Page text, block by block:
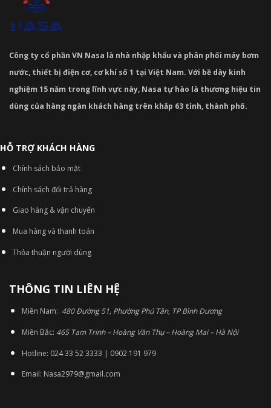
Công ty cổ phần VN Nasa là nhà nhập khẩu và phân phối máy bơm
nước, thiết bị điện cơ, cơ khí số 1 tại Việt Nam. Với bề dày kinh
nghiệm 15 năm trong lĩnh vực này, Nasa tự hào là thương hiệu tin
dùng của hàng ngàn khách hàng trên khắp 63 tỉnh, thành phố.
HỖ TRỢ KHÁCH HÀNG
Chính sách bảo mật
Chính sách đổi trả hàng
Giao hàng & vận chuyển
Mua hàng và thanh toán
Thỏa thuận người dùng
THÔNG TIN LIÊN HỆ
Miền Nam: 480 Đường 51, Phường Phú Tân, TP Bình Dương
Miền Bắc: 465 Tam Trinh – Hoàng Văn Thụ – Hoàng Mai – Hà Nội
Hotline: 024 33 52 3333 | 0902 191 979
Email: Nasa2979@gmail.com